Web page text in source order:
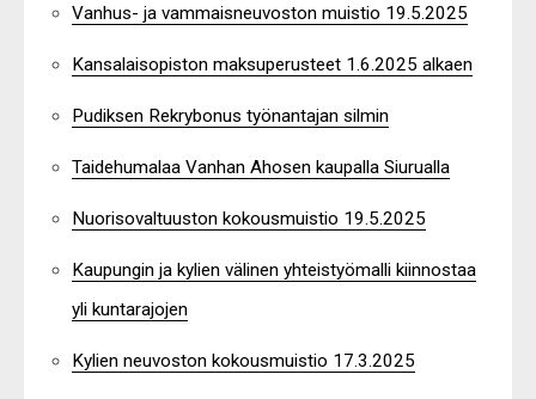
Vanhus- ja vammaisneuvoston muistio 19.5.2025
Kansalaisopiston maksuperusteet 1.6.2025 alkaen
Pudiksen Rekrybonus työnantajan silmin
Taidehumalaa Vanhan Ahosen kaupalla Siurualla
Nuorisovaltuuston kokousmuistio 19.5.2025
Kaupungin ja kylien välinen yhteistyömalli kiinnostaa
yli kuntarajojen
Kylien neuvoston kokousmuistio 17.3.2025